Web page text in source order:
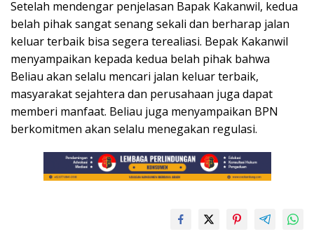
Setelah mendengar penjelasan Bapak Kakanwil, kedua
belah pihak sangat senang sekali dan berharap jalan
keluar terbaik bisa segera terealiasi. Bepak Kakanwil
menyampaikan kepada kedua belah pihak bahwa
Beliau akan selalu mencari jalan keluar terbaik,
masyarakat sejahtera dan perusahaan juga dapat
memberi manfaat. Beliau juga menyampaikan BPN
berkomitmen akan selalu menegakan regulasi.